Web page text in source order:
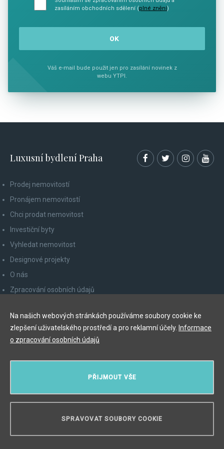
zasíláním obchodních sdělení (plné znění)
Váš e-mail bude použit jen pro zasílání novinek z
webu YTPI.
Luxusní bydlení Praha
Prodej nemovitostí
Pronájem nemovitostí
Chci prodat nemovitost
Investiční byty
Vyhledat nemovitost
Designové projekty
O nás
Zpracování osobních údajů
Odhlášení z newsletteru
Myslíková 245/3, 110 00 Praha 1
PŘIJMOUT VŠE
SPRAVOVAT SOUBORY COOKIE
Na našich webových stránkách používáme soubory cookie ke
zlepšení uživatelského prostředí a pro reklamní účely. Informace
o zpracování osobních údajů